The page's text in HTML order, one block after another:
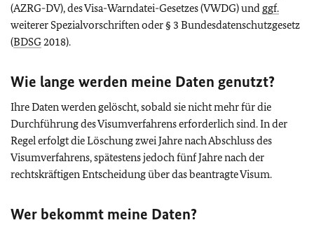
(AZRG-DV), des Visa-Warndatei-Gesetzes (VWDG) und ggf.
weiterer Spezialvorschriften oder § 3 Bundesdatenschutzgesetz
(BDSG 2018).
Wie lange werden meine Daten genutzt?
Ihre Daten werden gelöscht, sobald sie nicht mehr für die
Durchführung des Visumverfahrens erforderlich sind. In der
Regel erfolgt die Löschung zwei Jahre nach Abschluss des
Visumverfahrens, spätestens jedoch fünf Jahre nach der
rechtskräftigen Entscheidung über das beantragte Visum.
Wer bekommt meine Daten?